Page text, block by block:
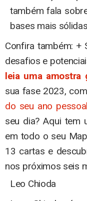
também fala
bases mais
Confira também: +
desafios e
leia uma amostra
sua fase 2023,
do seu ano pessoal
seu dia? Aqui tem
em todo o seu
13 cartas e
nos próximos seis
Leo Chioda